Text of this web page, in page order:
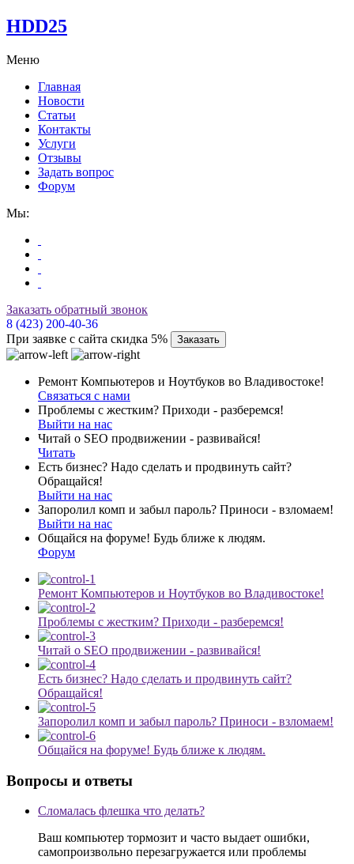
HDD25
Меню
Главная
Новости
Статьи
Контакты
Услуги
Отзывы
Задать вопрос
Форум
Мы:
Заказать обратный звонок
8 (423) 200-40-36
При заявке с сайта скидка 5%
Заказать
Ремонт Компьютеров и Ноутбуков во Владивостоке!
Связаться с нами
Проблемы с жестким? Приходи - разберемся!
Выйти на нас
Читай о SEO продвижении - развивайся!
Читать
Есть бизнес? Надо сделать и продвинуть сайт?
Обращайся!
Выйти на нас
Запоролил комп и забыл пароль? Приноси - взломаем!
Выйти на нас
Общайся на форуме! Будь ближе к людям.
Форум
Ремонт Компьютеров и Ноутбуков во Владивостоке!
Проблемы с жестким? Приходи - разберемся!
Читай о SEO продвижении - развивайся!
Есть бизнес? Надо сделать и продвинуть сайт?
Обращайся!
Запоролил комп и забыл пароль? Приноси - взломаем!
Общайся на форуме! Будь ближе к людям.
Вопросы и ответы
Сломалась флешка что делать?
Ваш компьютер тормозит и часто выдает ошибки,
самопроизвольно перезагружается или проблемы